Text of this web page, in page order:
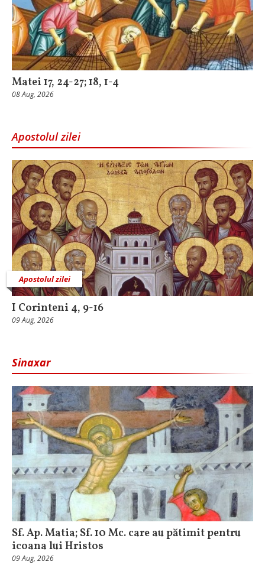
Matei 17, 24-27; 18, 1-4
08 Aug, 2026
Apostolul zilei
Apostolul zilei
I Corinteni 4, 9-16
09 Aug, 2026
Sinaxar
Sf. Ap. Matia; Sf. 10 Mc. care au pătimit pentru
icoana lui Hristos
09 Aug, 2026